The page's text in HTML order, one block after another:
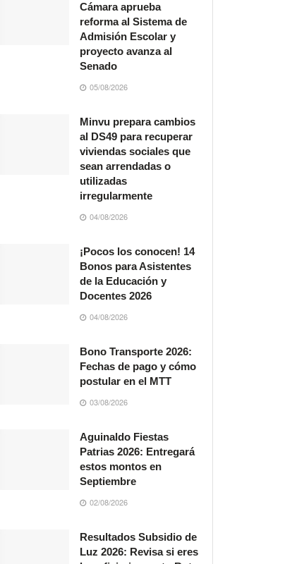
Cámara aprueba
reforma al Sistema de
Admisión Escolar y
proyecto avanza al
Senado
05/08/2026
Minvu prepara cambios
al DS49 para recuperar
viviendas sociales que
sean arrendadas o
utilizadas
irregularmente
04/08/2026
¡Pocos los conocen! 14
Bonos para Asistentes
de la Educación y
Docentes 2026
04/08/2026
Bono Transporte 2026:
Fechas de pago y cómo
postular en el MTT
03/08/2026
Aguinaldo Fiestas
Patrias 2026: Entregará
estos montos en
Septiembre
02/08/2026
Resultados Subsidio de
Luz 2026: Revisa si eres